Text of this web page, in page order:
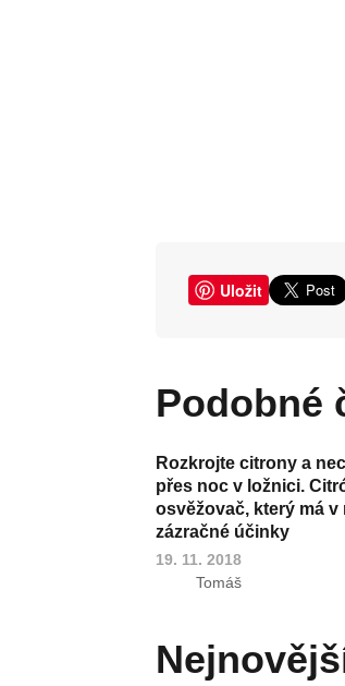
Uložit
Rozkrojte citrony a
přes noc v ložnici.
osvěžovač, který má v
zázračné účinky
19. 11. 2018
Tomáš